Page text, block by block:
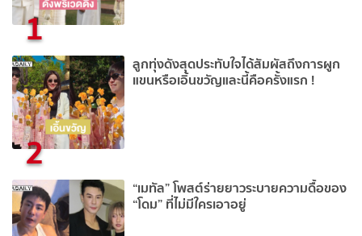
1
2
ลูกทุ่งดังสุดประทับใจได้สัมผัสถึงการผูก
แขนหรือเอิ้นขวัญและนี้คือครั้งแรก !
“เมทัล” โพสต์ร่ายยาวระบายความดื้อของ
“โดม” ที่ไม่มีใครเอาอยู่